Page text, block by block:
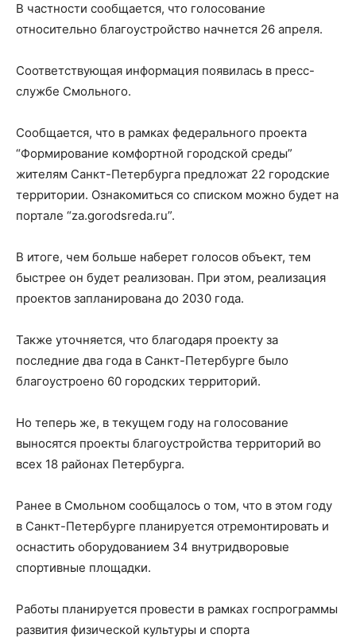
В частности сообщается, что голосование
относительно благоустройство начнется 26 апреля.
Соответствующая информация появилась в пресс-
службе Смольного.
Сообщается, что в рамках федерального проекта
“Формирование комфортной городской среды”
жителям Санкт-Петербурга предложат 22 городские
территории. Ознакомиться со списком можно будет на
портале “za.gorodsreda.ru”.
В итоге, чем больше наберет голосов объект, тем
быстрее он будет реализован. При этом, реализация
проектов запланирована до 2030 года.
Также уточняется, что благодаря проекту за
последние два года в Санкт-Петербурге было
благоустроено 60 городских территорий.
Но теперь же, в текущем году на голосование
выносятся проекты благоустройства территорий во
всех 18 районах Петербурга.
Ранее в Смольном сообщалось о том, что в этом году
в Санкт-Петербурге планируется отремонтировать и
оснастить оборудованием 34 внутридворовые
спортивные площадки.
Работы планируется провести в рамках госпрограммы
развития физической культуры и спорта